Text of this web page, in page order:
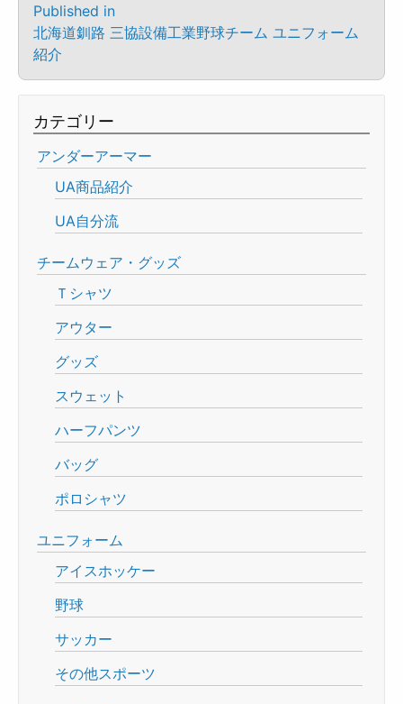
Published in
北海道釧路 三協設備工業野球チーム ユニフォーム
紹介
カテゴリー
アンダーアーマー
UA商品紹介
UA自分流
チームウェア・グッズ
Ｔシャツ
アウター
グッズ
スウェット
ハーフパンツ
バッグ
ポロシャツ
ユニフォーム
アイスホッケー
野球
サッカー
その他スポーツ